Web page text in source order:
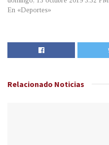
En «Deportes»
Relacionado Noticias